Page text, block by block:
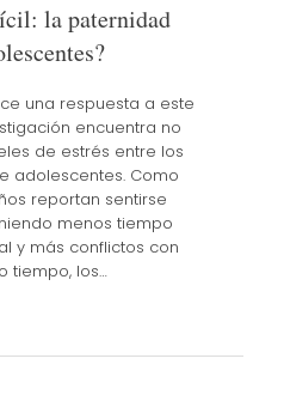
la paternidad
una respuesta a este
encuentra no
de estrés entre los
adolescentes. Como
reportan sentirse
menos tiempo
y más conflictos con
tiempo, los…